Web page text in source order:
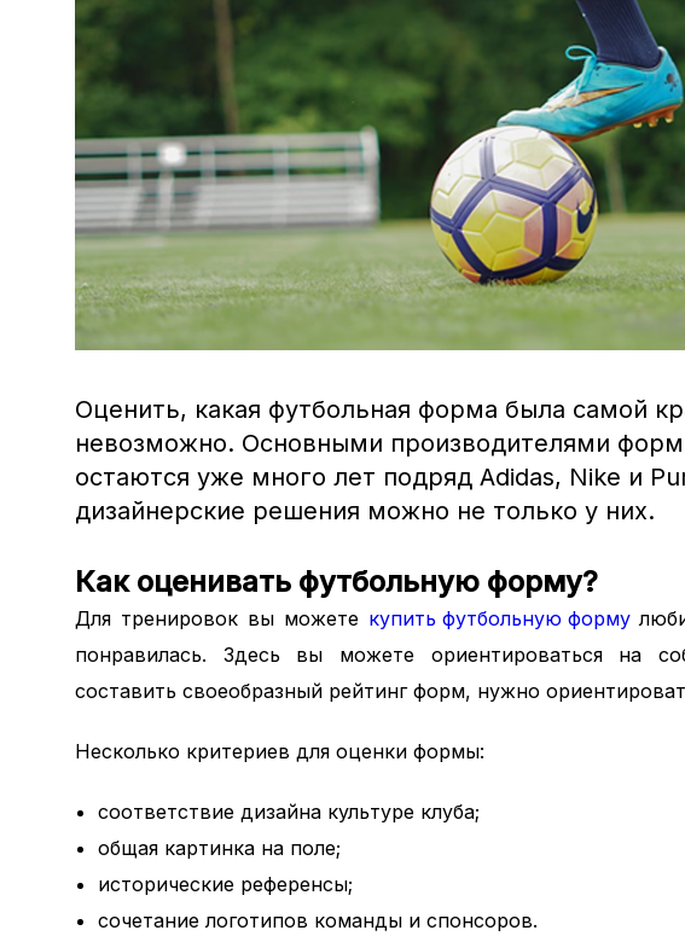
Оценить, какая футбольная форма была самой
невозможно. Основными производителями
остаются уже много лет подряд Adidas, Nike и
дизайнерские решения можно не только у них.
Как оценивать футбольную форму?
Для тренировок вы можете купить футбольную форму
понравилась. Здесь вы можете ориентироваться на
составить своеобразный рейтинг форм, нужно
Несколько критериев для оценки формы:
соответствие дизайна культуре клуба;
общая картинка на поле;
исторические референсы;
сочетание логотипов команды и спонсоров.